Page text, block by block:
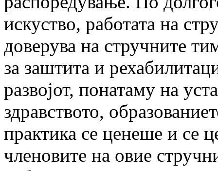
искуство, работата на
доверува на стручните
за заштита и
развојот, понатаму на
здравството,
прак­ти­ка се ценеше и се
членовите на овие